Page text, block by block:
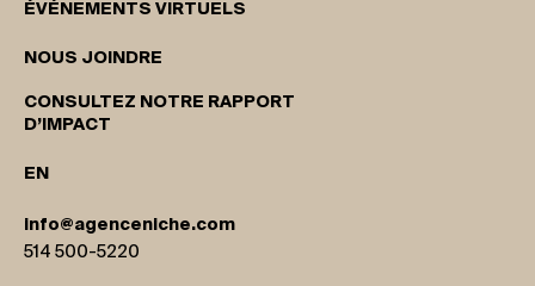
ÉVÉNEMENTS VIRTUELS
NOUS JOINDRE
CONSULTEZ NOTRE RAPPORT
D’IMPACT
EN
info@agenceniche.com
514 500-5220